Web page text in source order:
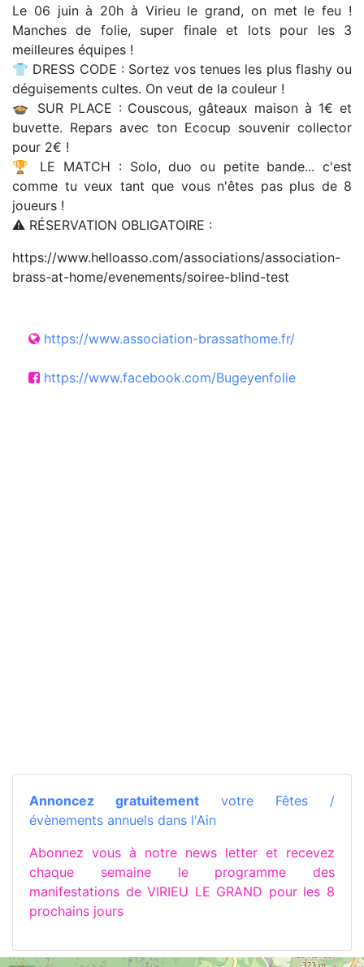
Le 06 juin à 20h à Virieu le grand, on met le feu !
Manches de folie, super finale et lots pour les 3
meilleures équipes !
👕 DRESS CODE : Sortez vos tenues les plus flashy ou
déguisements cultes. On veut de la couleur !
🍲 SUR PLACE : Couscous, gâteaux maison à 1€ et
buvette. Repars avec ton Ecocup souvenir collector
pour 2€ !
🏆 LE MATCH : Solo, duo ou petite bande... c'est
comme tu veux tant que vous n'êtes pas plus de 8
joueurs !
⚠️ RÉSERVATION OBLIGATOIRE :
https://www.helloasso.com/associations/association-
brass-at-home/evenements/soiree-blind-test
https://www.association-brassathome.fr/
https://www.facebook.com/Bugeyenfolie
Annoncez gratuitement votre Fêtes /
évènements annuels dans l'Ain
Abonnez vous à notre news letter et recevez
chaque semaine le programme des
manifestations de VIRIEU LE GRAND pour les 8
prochains jours